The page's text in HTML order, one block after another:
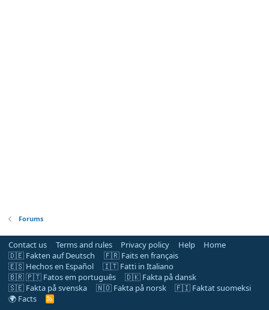
Forums
Contact us Terms and rules Privacy policy Help
Home
🇩🇪 Fakten auf Deutsch
🇫🇷 Faits en français
🇪🇸 Hechos en Español
🇮🇹 Fatti in Italiano
🇧🇷 🇵🇹 Fatos em português
🇩🇰 Fakta på dansk
🇸🇪 Fakta på svenska
🇳🇴 Fakta på norsk
🇫🇮 Faktat suomeksi
🌍 Facts
R